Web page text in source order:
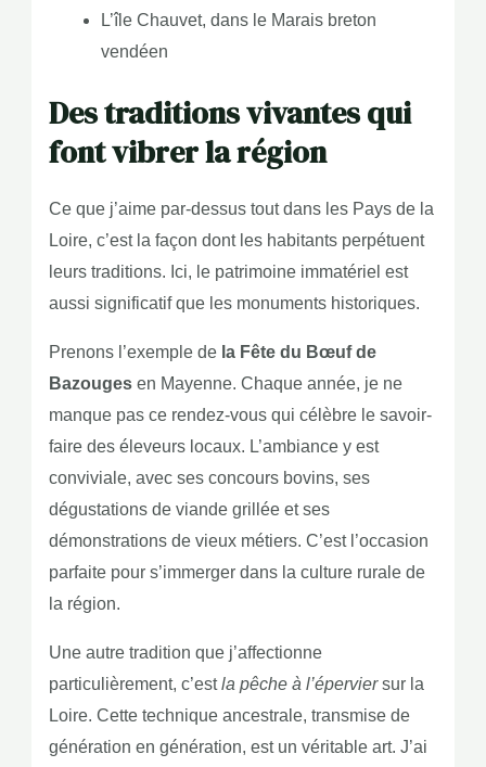
L’île Chauvet, dans le Marais breton
vendéen
Des traditions vivantes qui
font vibrer la région
Ce que j’aime par-dessus tout dans les Pays de la
Loire, c’est la façon dont les habitants perpétuent
leurs traditions. Ici, le patrimoine immatériel est
aussi significatif que les monuments historiques.
Prenons l’exemple de la Fête du Bœuf de
Bazougesen Mayenne. Chaque année, je ne
manque pas ce rendez-vous qui célèbre le savoir-
faire des éleveurs locaux. L’ambiance y est
conviviale, avec ses concours bovins, ses
dégustations de viande grillée et ses
démonstrations de vieux métiers. C’est l’occasion
parfaite pour s’immerger dans la culture rurale de
la région.
Une autre tradition que j’affectionne
particulièrement, c’estla pêche à l’éperviersur la
Loire. Cette technique ancestrale, transmise de
génération en génération, est un véritable art. J’ai